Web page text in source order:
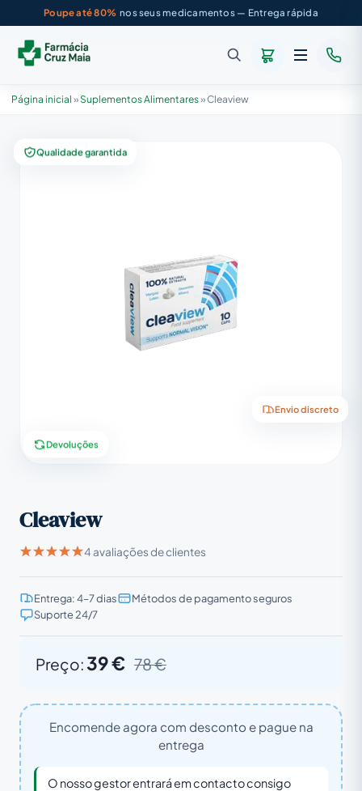
Poupe até 80% nos seus medicamentos — Entrega rápida
Página inicial »Suplementos Alimentares»Cleaview
Qualidade garantida
Envio discreto
Devoluções
Cleaview
4 avaliações de clientes
Entrega: 4–7 dias
Métodos de pagamento seguros
Suporte 24/7
Preço:39 € 78 €
Encomende agora com desconto e pague na
entrega
O nosso gestor entrará em contacto consigo